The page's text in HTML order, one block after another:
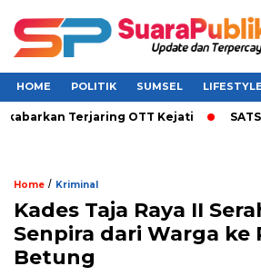
HOME POLITIK SUMSEL
Terjaring OTT Kejati
Home / Kriminal
Kades Taja Raya II
Senpira dari Warga ke
Betung